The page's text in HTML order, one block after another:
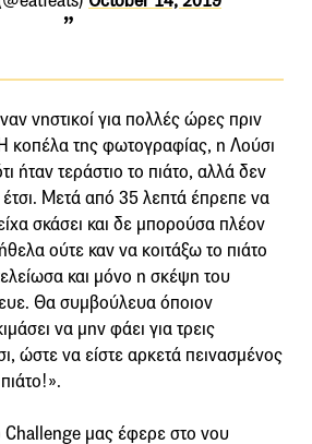
νηστικοί για πολλές ώρες πριν
κοπέλα της φωτογραφίας, η Λούσι
ήταν τεράστιο το πιάτο, αλλά δεν
έτσι. Μετά από 35 λεπτά έπρεπε να
σκάσει και δε μπορούσα πλέον
ούτε καν να κοιτάξω το πιάτο
και μόνο η σκέψη του
Θα συμβούλευα όποιον
να μην φάει για τρεις
ώστε να είστε αρκετά πεινασμένος
Challenge μας έφερε στο νου